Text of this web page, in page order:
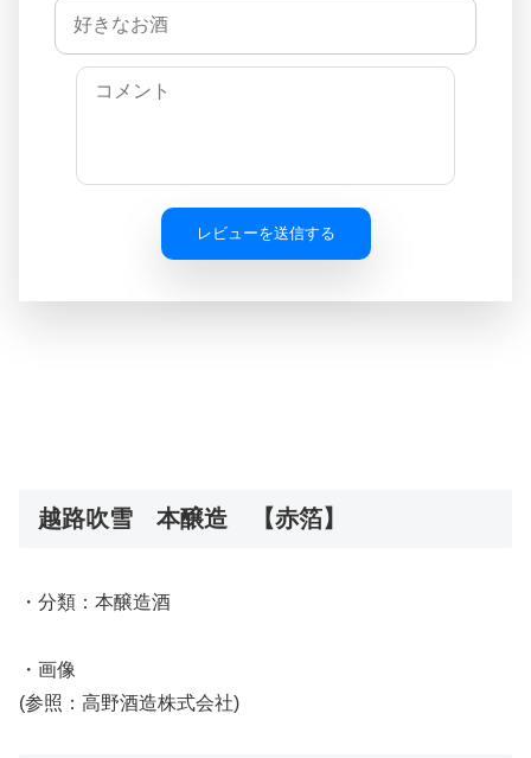
レビューを送信する
越路吹雪 本醸造 【赤箔】
・分類：本醸造酒
・画像
(参照：高野酒造株式会社)